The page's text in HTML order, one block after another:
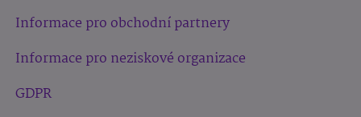
Informace pro obchodní partnery
Informace pro neziskové organizace
GDPR